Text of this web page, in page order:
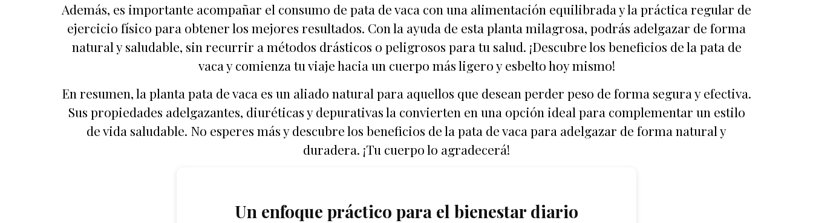
Además, es importante acompañar el consumo de pata de vaca con una alimentación equilibrada y la práctica regular de
ejercicio físico para obtener los mejores resultados. Con la ayuda de esta planta milagrosa, podrás adelgazar de forma
natural y saludable, sin recurrir a métodos drásticos o peligrosos para tu salud. ¡Descubre los beneficios de la pata de
vaca y comienza tu viaje hacia un cuerpo más ligero y esbelto hoy mismo!
En resumen, la planta pata de vaca es un aliado natural para aquellos que desean perder peso de forma segura y efectiva.
Sus propiedades adelgazantes, diuréticas y depurativas la convierten en una opción ideal para complementar un estilo
de vida saludable. No esperes más y descubre los beneficios de la pata de vaca para adelgazar de forma natural y
duradera. ¡Tu cuerpo lo agradecerá!
Un enfoque práctico para el bienestar diario